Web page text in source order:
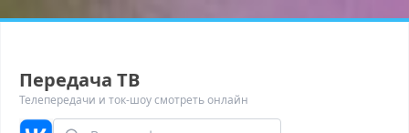
Передача ТВ
Телепередачи и ток-шоу смотреть онлайн